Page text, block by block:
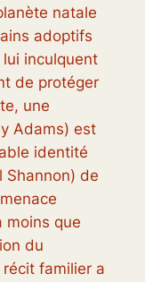
natale
adoptifs
inculquent
de protéger
une
Adams) est
identité
Shannon) de
moins que
du
familier a